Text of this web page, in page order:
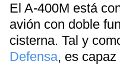
El A-400M está
avión con doble
cisterna. Tal y
Defensa, es